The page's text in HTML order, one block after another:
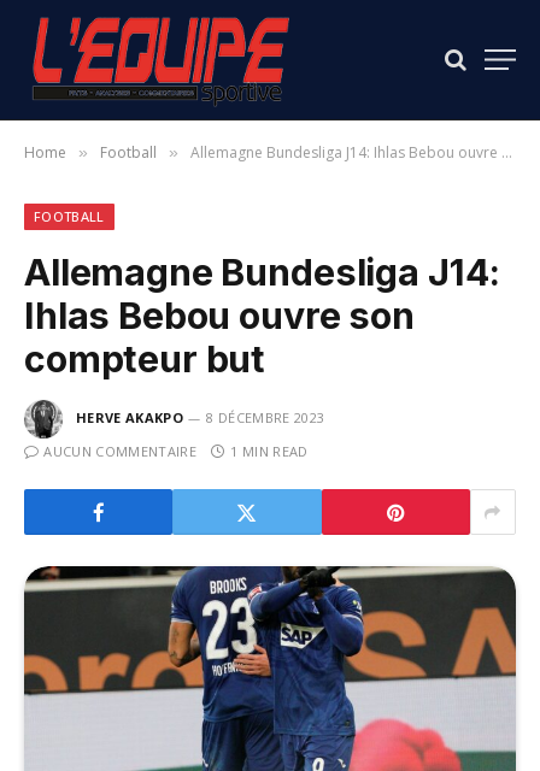
Home » Football » Allemagne Bundesliga J14: Ihlas Bebou ouvre son compteur but
FOOTBALL
Allemagne Bundesliga J14:
Ihlas Bebou ouvre son
compteur but
HERVE AKAKPO
8 DÉCEMBRE 2023
AUCUN COMMENTAIRE
1 MIN READ